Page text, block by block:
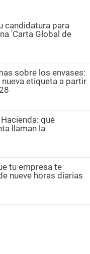
candidatura para
'Carta Global de
sobre los envases:
etiqueta a partir
qué
llaman la
tu empresa te
nueve horas diarias